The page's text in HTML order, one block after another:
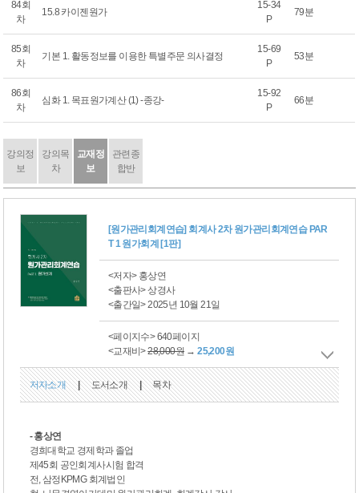
84회
차
15.8 카이젠원가
15-34
P
79분
85회
차
기본 1. 활동정보를 이용한 특별주문 의사결정
15-69
P
53분
86회
차
심화 1. 목표원가계산 (1) -종강-
15-92
P
66분
강의정
보
강의목
차
교재정
보
관련종
합반
[원가관리회계연습] 회계사 2차 원가관리회계연습 PAR
T 1 원가회계 [1판]
<저자> 홍상연
<출판사> 상경사
<출간일> 2025년 10월 21일
<페이지수> 640페이지
<교재비>28,000원 →25,200원
저자소개 | 도서소개 | 목차
- 홍상연
경희대학교 경제학과 졸업
제45회 공인회계사시험 합격
전, 삼정KPMG 회계법인